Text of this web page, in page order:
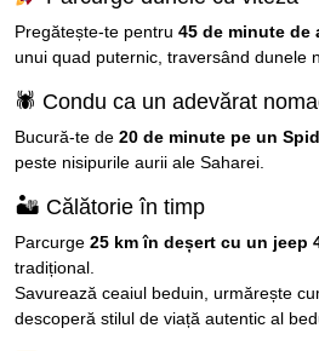
Pregătește-te pentru 45 de minute de
unui quad puternic, traversând dunele
🕷 Condu ca un adevărat
Bucură-te de 20 de minute pe un
peste nisipurile aurii ale Saharei.
🏜 Călătorie în timp
Parcurge 25 km în deșert cu un jeep
tradițional.
Savurează ceaiul beduin, urmărește
descoperă stilul de viață autentic al